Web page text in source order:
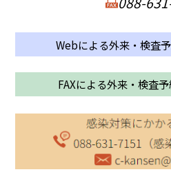
Webによる外来・検査
FAXによる外来・検査